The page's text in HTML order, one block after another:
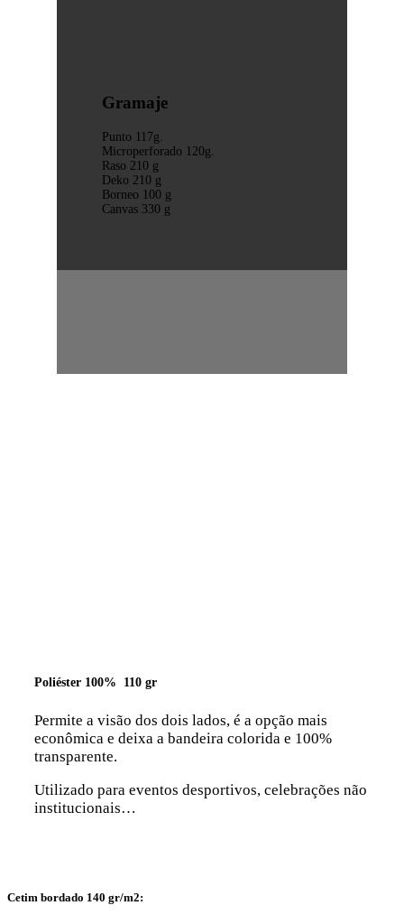
Gramaje
Punto 117g.
Microperforado 120g.
Raso 210 g
Deko 210 g
Borneo 100 g
Canvas 330 g
Poliéster 100% 110 gr
Permite a visão dos dois lados, é a opção mais
econômica e deixa a bandeira colorida e 100%
transparente.
Utilizado para eventos desportivos, celebrações não
institucionais…
Cetim bordado 140 gr/m2: